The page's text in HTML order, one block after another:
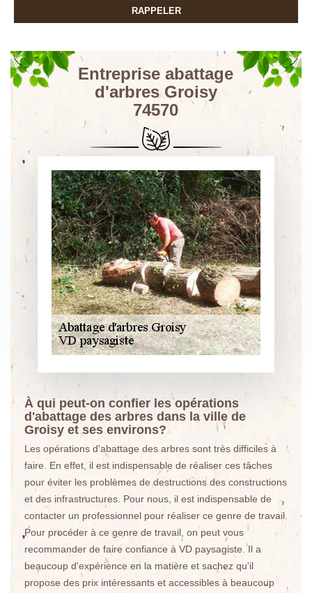
Entreprise abattage
d'arbres Groisy
74570
À qui peut-on confier les opérations
d'abattage des arbres dans la ville de
Groisy et ses environs?
Les opérations d'abattage des arbres sont très difficiles à
faire. En effet, il est indispensable de réaliser ces tâches
pour éviter les problèmes de destructions des constructions
et des infrastructures. Pour nous, il est indispensable de
contacter un professionnel pour réaliser ce genre de travail.
Pour procéder à ce genre de travail, on peut vous
recommander de faire confiance à VD paysagiste. Il a
beaucoup d'expérience en la matière et sachez qu'il
propose des prix intéressants et accessibles à beaucoup